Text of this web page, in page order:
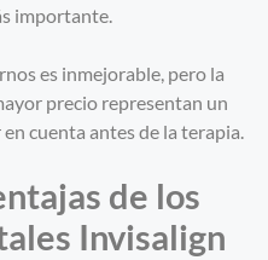
importante.
es inmejorable, pero la
precio representan un
cuenta antes de la terapia.
de los
Invisalign